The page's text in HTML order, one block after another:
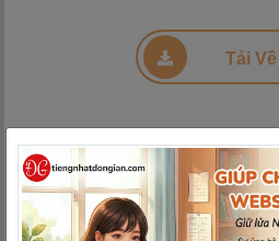
Đang tải PDF
Tải Về